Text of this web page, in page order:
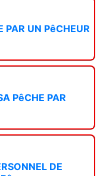
PAR UN PêCHEUR
PêCHE PAR
DE